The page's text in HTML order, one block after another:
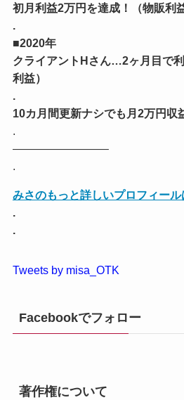
初月利益2万円を達成！（物販利益
.
■2020年
クライアントHさん…2ヶ月目で
利益）
.
10カ月間更新ナシでも月2万円収
.
————————–
.
みさのもっと詳しいプロフィール
.
.
Tweets by misa_OTK
Facebookでフォロー
著作権について